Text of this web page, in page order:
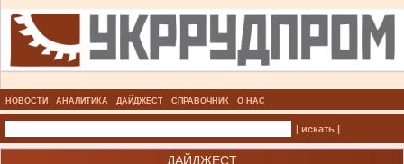
НОВОСТИ АНАЛИТИКА ДАЙДЖЕСТ СПРАВОЧНИК О НАС
| искать |
ДАЙДЖЕСТ